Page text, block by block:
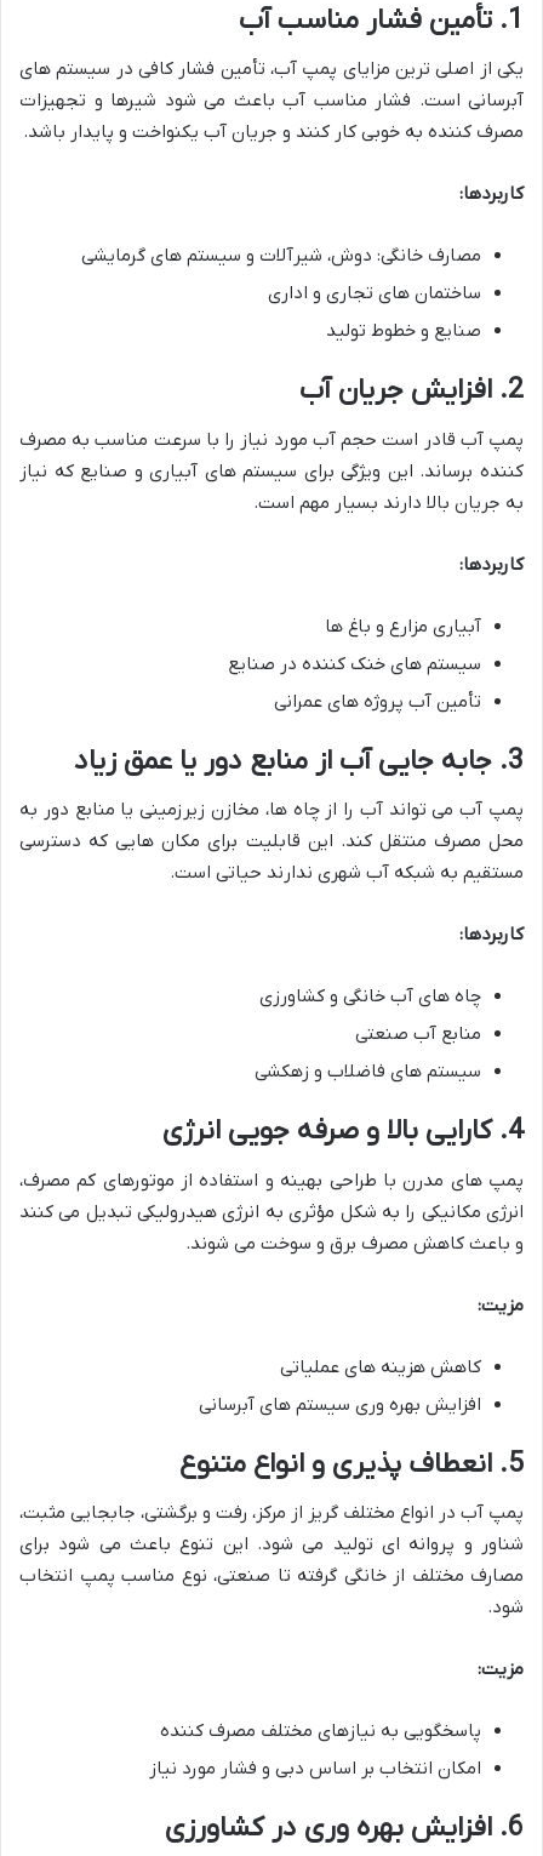
1. تأمین فشار مناسب آب
یکی از اصلی ترین مزایای پمپ آب، تأمین فشار کافی در سیستم های
آبرسانی است. فشار مناسب آب باعث می شود شیرها و تجهیزات
مصرف کننده به خوبی کار کنند و جریان آب یکنواخت و پایدار باشد.
کاربردها:
مصارف خانگی: دوش، شیرآلات و سیستم های گرمایشی
ساختمان های تجاری و اداری
صنایع و خطوط تولید
2. افزایش جریان آب
پمپ آب قادر است حجم آب مورد نیاز را با سرعت مناسب به مصرف
کننده برساند. این ویژگی برای سیستم های آبیاری و صنایع که نیاز
به جریان بالا دارند بسیار مهم است.
کاربردها:
آبیاری مزارع و باغ ها
سیستم های خنک کننده در صنایع
تأمین آب پروژه های عمرانی
3. جابه جایی آب از منابع دور یا عمق زیاد
پمپ آب می تواند آب را از چاه ها، مخازن زیرزمینی یا منابع دور به
محل مصرف منتقل کند. این قابلیت برای مکان هایی که دسترسی
مستقیم به شبکه آب شهری ندارند حیاتی است.
کاربردها:
چاه های آب خانگی و کشاورزی
منابع آب صنعتی
سیستم های فاضلاب و زهکشی
4. کارایی بالا و صرفه جویی انرژی
پمپ های مدرن با طراحی بهینه و استفاده از موتورهای کم مصرف،
انرژی مکانیکی را به شکل مؤثری به انرژی هیدرولیکی تبدیل می کنند
و باعث کاهش مصرف برق و سوخت می شوند.
مزیت:
کاهش هزینه های عملیاتی
افزایش بهره وری سیستم های آبرسانی
5. انعطاف پذیری و انواع متنوع
پمپ آب در انواع مختلف گریز از مرکز، رفت و برگشتی، جابجایی مثبت،
شناور و پروانه ای تولید می شود. این تنوع باعث می شود برای
مصارف مختلف از خانگی گرفته تا صنعتی، نوع مناسب پمپ انتخاب
شود.
مزیت:
پاسخگویی به نیازهای مختلف مصرف کننده
امکان انتخاب بر اساس دبی و فشار مورد نیاز
6. افزایش بهره وری در کشاورزی